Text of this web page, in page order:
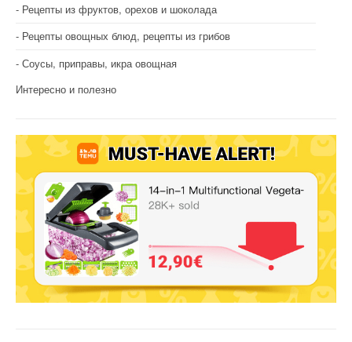
Рецепты из фруктов, орехов и шоколада
Рецепты овощных блюд, рецепты из грибов
Соусы, приправы, икра овощная
Интересно и полезно